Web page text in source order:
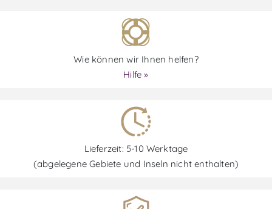
Wie können wir Ihnen helfen?
Hilfe »
Lieferzeit: 5-10 Werktage
(abgelegene Gebiete und Inseln nicht enthalten)